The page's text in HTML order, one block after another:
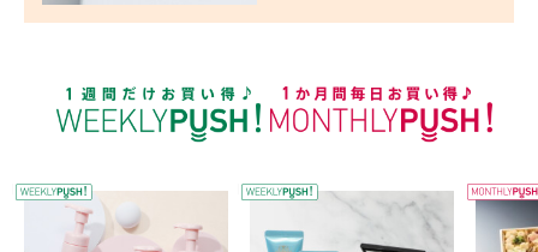
WEEKLY PUSH